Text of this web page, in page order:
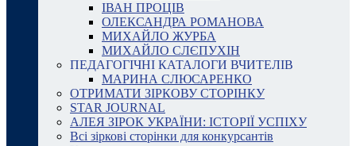
ІВАН ПРОЦІВ
ОЛЕКСАНДРА РОМАНОВА
МИХАЙЛО ЖУРБА
МИХАЙЛО СЛЄПУХІН
ПЕДАГОГІЧНІ КАТАЛОГИ ВЧИТЕЛІВ
МАРИНА СЛЮСАРЕНКО
ОТРИМАТИ ЗІРКОВУ СТОРІНКУ
STAR JOURNAL
АЛЕЯ ЗІРОК УКРАЇНИ: ІСТОРІЇ УСПІХУ
Всі зіркові сторінки для конкурсантів